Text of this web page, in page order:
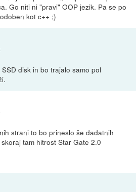
Go niti ni "pravi" OOP jezik. Pa se po
kot c++ ;)
disk in bo trajalo samo pol
strani to bo prineslo še dadatnih
tam hitrost Star Gate 2.0